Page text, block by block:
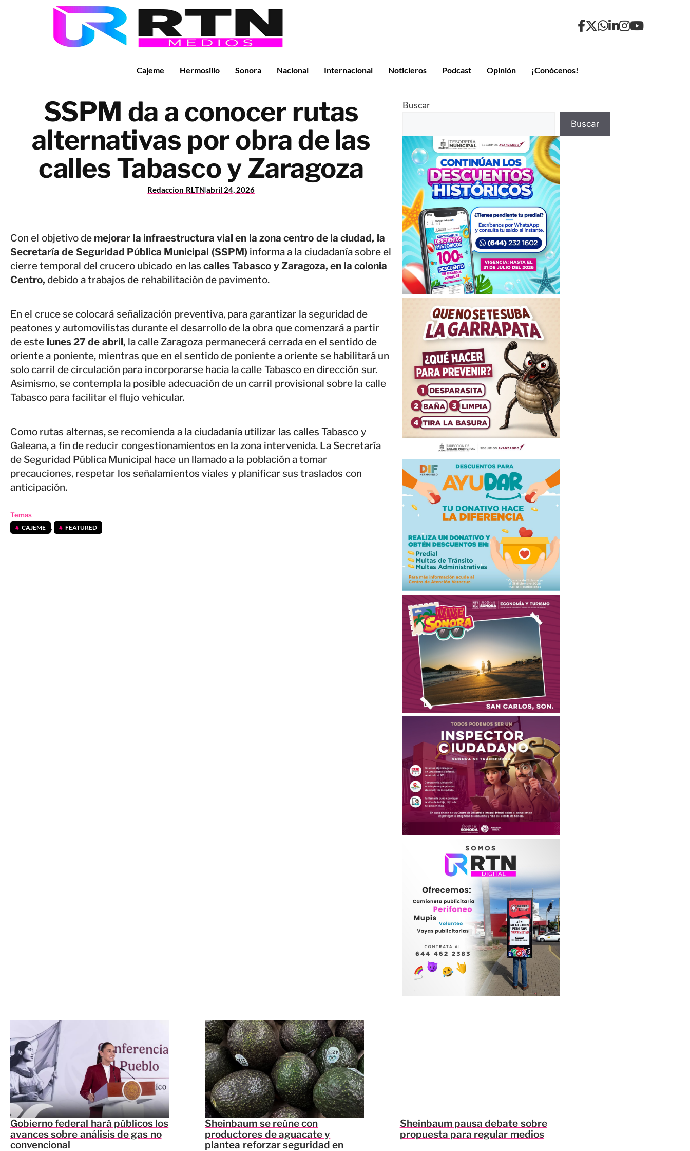
Cajeme Hermosillo Sonora Nacional Internacional Noticieros Podcast Opinión ¡Conócenos!
SSPM da a conocer rutas
alternativas por obra de las
calles Tabasco y Zaragoza
Redaccion RLTNabril 24, 2026
Con el objetivo demejorar la infraestructura vial en la zona centro de la ciudad, la
Secretaría de Seguridad Pública Municipal (SSPM) informa a la ciudadanía sobre el
cierre temporal del crucero ubicado en lascalles Tabasco y Zaragoza, en la colonia
Centro, debido a trabajos de rehabilitación de pavimento.
En el cruce se colocará señalización preventiva, para garantizar la seguridad de
peatones y automovilistas durante el desarrollo de la obra que comenzará a partir
de este lunes 27 de abril, la calle Zaragoza permanecerá cerrada en el sentido de
oriente a poniente, mientras que en el sentido de poniente a oriente se habilitará un
solo carril de circulación para incorporarse hacia la calle Tabasco en dirección sur.
Asimismo, se contempla la posible adecuación de un carril provisional sobre la calle
Tabasco para facilitar el flujo vehicular.
Como rutas alternas, se recomienda a la ciudadanía utilizar las calles Tabasco y
Galeana, a fin de reducir congestionamientos en la zona intervenida. La Secretaría
de Seguridad Pública Municipal hace un llamado a la población a tomar
precauciones, respetar los señalamientos viales y planificar sus traslados con
anticipación.
Temas
CAJEME , FEATURED
Buscar
Buscar
Gobierno federal hará públicos los
avances sobre análisis de gas no
convencional
Sheinbaum se reúne con
productores de aguacate y
plantea reforzar seguridad en
Sheinbaum pausa debate sobre
propuesta para regular medios